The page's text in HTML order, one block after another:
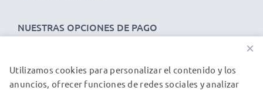
NUESTRAS OPCIONES DE PAGO
NUESTROS PARTNERS DE ENVÍO
×
Utilizamos cookies para personalizar el contenido y los
anuncios, ofrecer funciones de redes sociales y analizar